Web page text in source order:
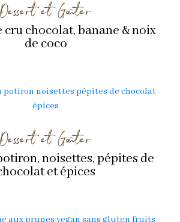
Dessert et Goûter
cru chocolat, banane & noix
de coco
Dessert et Goûter
noisettes, pépites de
et épices